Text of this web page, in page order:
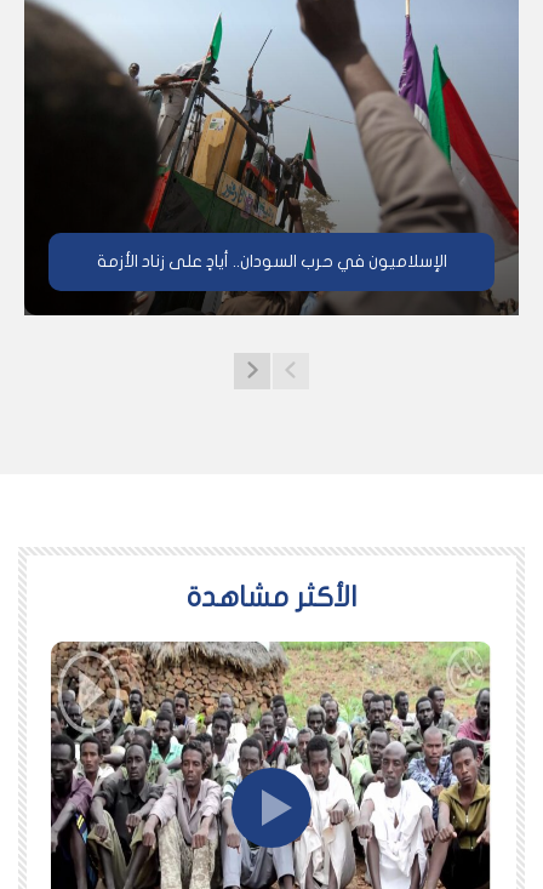
الإسلاميون في حرب السودان.. أيادٍ على زناد الأزمة
اﻷكثر مشاهدة